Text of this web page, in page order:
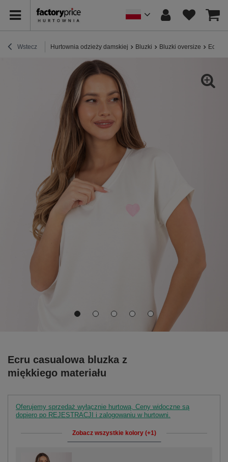
Wstecz Hurtownia odzieży damskiej Bluzki Bluzki oversize Ecru
Ecru casualowa bluzka z
miękkiego materiału
Oferujemy sprzedaż wyłącznie hurtową. Ceny widoczne są
dopiero po REJESTRACJI i zalogowaniu w hurtowni.
Zobacz wszystkie kolory (+1)